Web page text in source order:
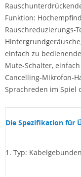
Funktion:
Rauschreduzierungs-
einfach zu
Mute-Schalter,
Cancelling-Mikrofon-
Sprachreden im Spiel
Die Spezifikation für
1. Typ: